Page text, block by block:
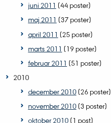
juni 2011 (44 poster)
maj 2011 (37 poster)
april 2011 (25 poster)
marts 2011 (19 poster)
februar 2011 (51 poster)
2010
december 2010(26 poster)
november 2010(3 poster)
oktober 2010(1 post)